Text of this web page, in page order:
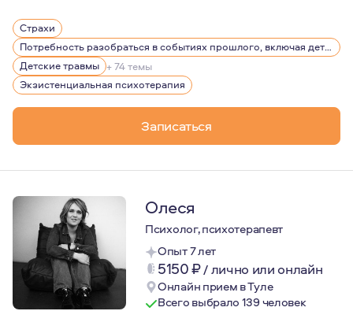
Работая в клиниках, я занималась дифференциальной
В своей работе, я придерживаюсь принципа
Страхи
Потребность разобраться в событиях прошлого, включая детство
Детские травмы + 74 темы
Экзистенциальная психотерапия
Записаться
Олеся
Психолог, психотерапевт
Опыт 7 лет
5150₽/лично или онлайн
Онлайн прием в Туле
Всего выбрало 139 человек